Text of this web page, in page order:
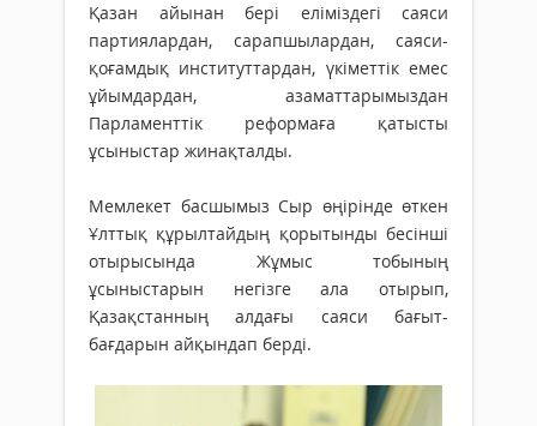
Қазан айынан бері еліміздегі саяси
партиялардан, сарапшылардан, саяси-
қоғамдық институттардан, үкіметтік емес
ұйымдардан, азаматтарымыздан
Парламенттік реформаға қатысты
ұсыныстар жинақталды.
Мемлекет басшымыз Сыр өңірінде өткен
Ұлттық құрылтайдың қорытынды бесінші
отырысында Жұмыс тобының
ұсыныстарын негізге ала отырып,
Қазақстанның алдағы саяси бағыт-
бағдарын айқындап берді.